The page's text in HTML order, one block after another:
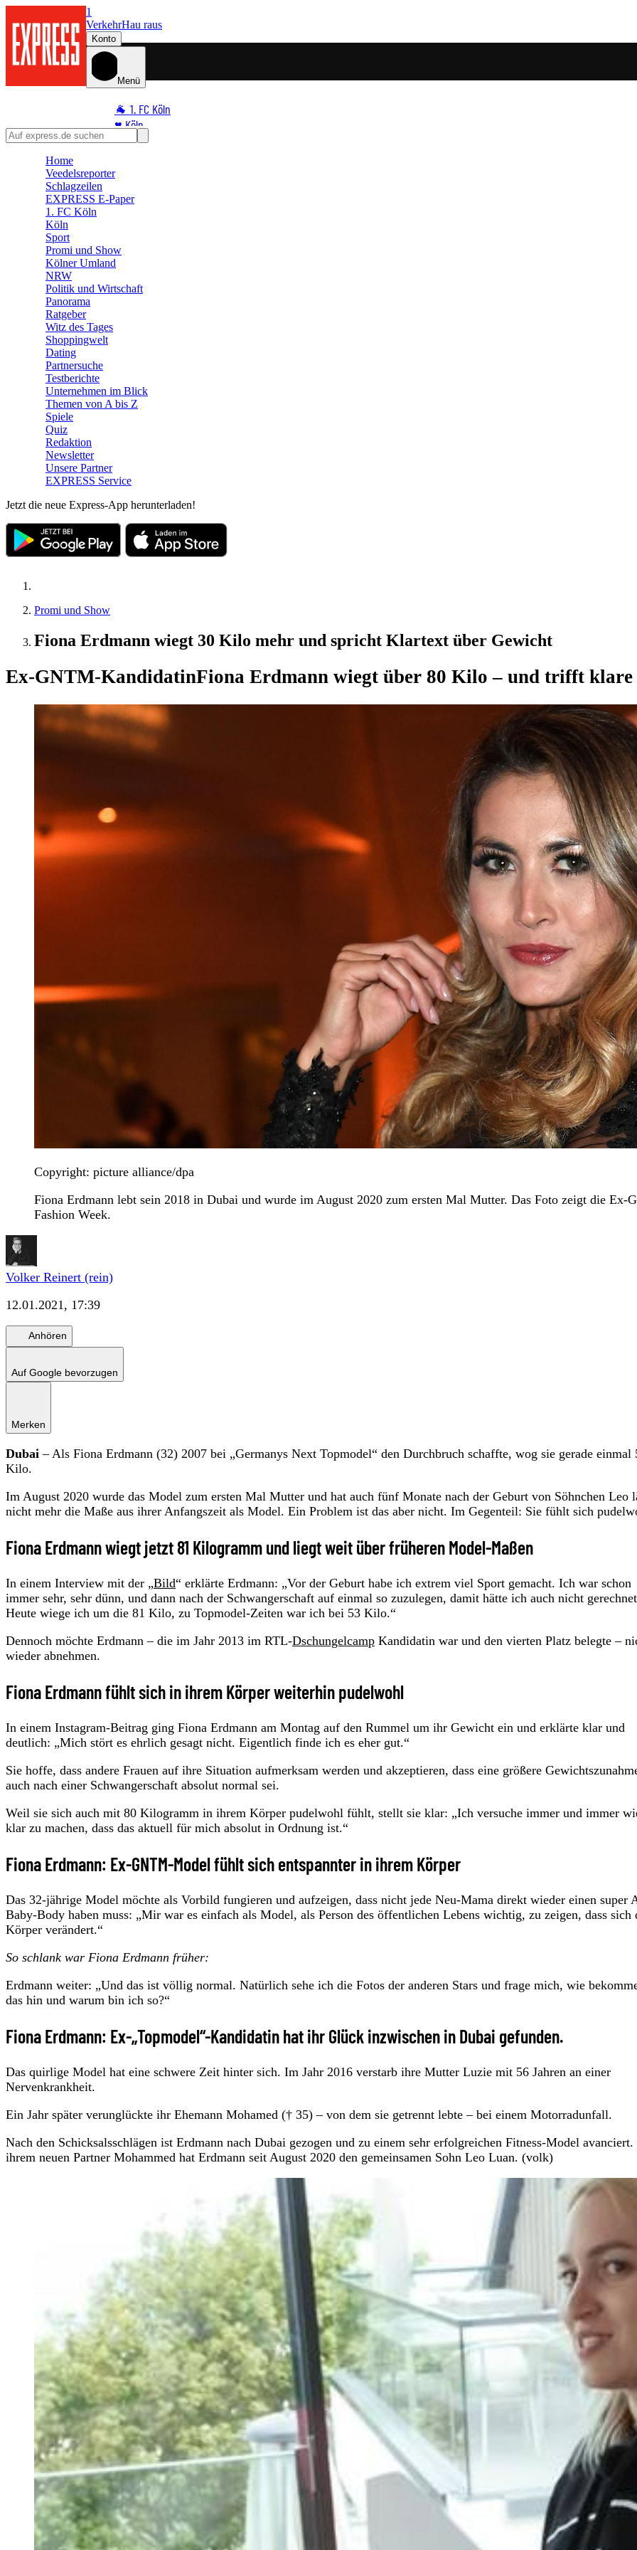
1
VerkehrHau raus
Konto
Menü
🐐 1. FC Köln
♥️ Köln
⭐ Promi
🛒 Shoppingwelt
🧩 Spiele
Home
Veedelsreporter
Schlagzeilen
EXPRESS E-Paper
1. FC Köln
Köln
Sport
Promi und Show
Kölner Umland
NRW
Politik und Wirtschaft
Panorama
Ratgeber
Witz des Tages
Shoppingwelt
Dating
Partnersuche
Testberichte
Unternehmen im Blick
Themen von A bis Z
Spiele
Quiz
Redaktion
Newsletter
Unsere Partner
EXPRESS Service
Jetzt die neue Express-App herunterladen!
Promi und Show
Fiona Erdmann wiegt 30 Kilo mehr und spricht Klartext über Gewicht
Ex-GNTM-KandidatinFiona Erdmann wiegt über 80 Kilo – und trifft klare
Copyright: picture alliance/dpa
Fiona Erdmann lebt sein 2018 in Dubai und wurde im August 2020 zum ersten Mal Mutter. Das Foto zeigt die
Fashion Week.
Volker Reinert (rein)
12.01.2021, 17:39
Anhören
Auf Google bevorzugen
Merken
Dubai – Als Fiona Erdmann (32) 2007 bei „Germanys Next Topmodel“ den Durchbruch schaffte, wog sie gerade einmal
Kilo.
Im August 2020 wurde das Model zum ersten Mal Mutter und hat auch fünf Monate nach der Geburt von Söhnchen Leo
nicht mehr die Maße aus ihrer Anfangszeit als Model. Ein Problem ist das aber nicht. Im Gegenteil: Sie fühlt sich
Fiona Erdmann wiegt jetzt 81 Kilogramm und liegt weit über früheren Model-Maßen
In einem Interview mit der „Bild“ erklärte Erdmann: „Vor der Geburt habe ich extrem viel Sport gemacht. Ich war schon
immer sehr, sehr dünn, und dann nach der Schwangerschaft auf einmal so zuzulegen, damit hätte ich auch nicht
Heute wiege ich um die 81 Kilo, zu Topmodel-Zeiten war ich bei 53 Kilo.“
Dennoch möchte Erdmann – die im Jahr 2013 im RTL-Dschungelcamp Kandidatin war und den vierten Platz belegte –
wieder abnehmen.
Fiona Erdmann fühlt sich in ihrem Körper weiterhin pudelwohl
In einem Instagram-Beitrag ging Fiona Erdmann am Montag auf den Rummel um ihr Gewicht ein und erklärte klar und
deutlich: „Mich stört es ehrlich gesagt nicht. Eigentlich finde ich es eher gut.“
Sie hoffe, dass andere Frauen auf ihre Situation aufmerksam werden und akzeptieren, dass eine größere
auch nach einer Schwangerschaft absolut normal sei.
Weil sie sich auch mit 80 Kilogramm in ihrem Körper pudelwohl fühlt, stellt sie klar: „Ich versuche immer und immer
klar zu machen, dass das aktuell für mich absolut in Ordnung ist.“
Fiona Erdmann: Ex-GNTM-Model fühlt sich entspannter in ihrem Körper
Das 32-jährige Model möchte als Vorbild fungieren und aufzeigen, dass nicht jede Neu-Mama direkt wieder einen super
Baby-Body haben muss: „Mir war es einfach als Model, als Person des öffentlichen Lebens wichtig, zu zeigen, dass sich
Körper verändert.“
So schlank war Fiona Erdmann früher:
Erdmann weiter: „Und das ist völlig normal. Natürlich sehe ich die Fotos der anderen Stars und frage mich, wie
das hin und warum bin ich so?“
Fiona Erdmann: Ex-„Topmodel“-Kandidatin hat ihr Glück inzwischen in Dubai gefunden.
Das quirlige Model hat eine schwere Zeit hinter sich. Im Jahr 2016 verstarb ihre Mutter Luzie mit 56 Jahren an einer
Nervenkrankheit.
Ein Jahr später verunglückte ihr Ehemann Mohamed († 35) – von dem sie getrennt lebte – bei einem Motorradunfall.
Nach den Schicksalsschlägen ist Erdmann nach Dubai gezogen und zu einem sehr erfolgreichen Fitness-Model
ihrem neuen Partner Mohammed hat Erdmann seit August 2020 den gemeinsamen Sohn Leo Luan. (volk)